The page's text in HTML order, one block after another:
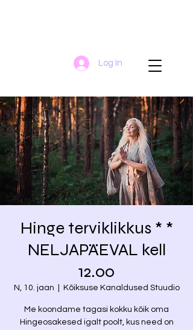
Log In
Hinge terviklikkus * *
NELJAPÄEVAL kell
12.00
N, 10. jaan Kõiksuse Kanaldused Stuudio
Me koondame tagasi kokku kõik oma
Hingeosakesed igalt poolt, kus need on